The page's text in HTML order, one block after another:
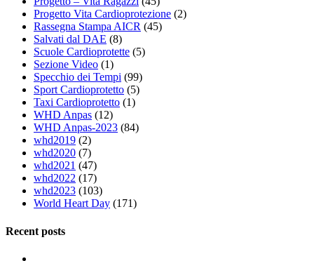
Progetto Vita Cardioprotezione (2)
Rassegna Stampa AICR (45)
Salvati dal DAE (8)
Scuole Cardioprotette (5)
Sezione Video (1)
Specchio dei Tempi (99)
Sport Cardioprotetto (5)
Taxi Cardioprotetto (1)
WHD Anpas (12)
WHD Anpas-2023 (84)
whd2019 (2)
whd2020 (7)
whd2021 (47)
whd2022 (17)
whd2023 (103)
World Heart Day (171)
Recent posts